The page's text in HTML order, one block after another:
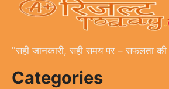
"सही जानकारी, सही समय पर – सफलता
Categories